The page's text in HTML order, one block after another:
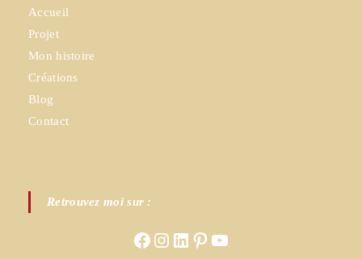
Accueil
Projet
Mon histoire
Créations
Blog
Contact
Retrouvez moi sur :
FacebookInstagram
LinkedIn
PinterestYouTube